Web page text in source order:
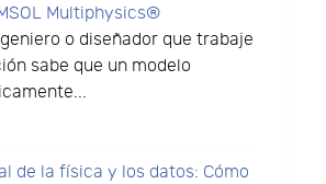
Multiphysics®
o diseñador que trabaje
sabe que un modelo
de la física y los datos: Cómo